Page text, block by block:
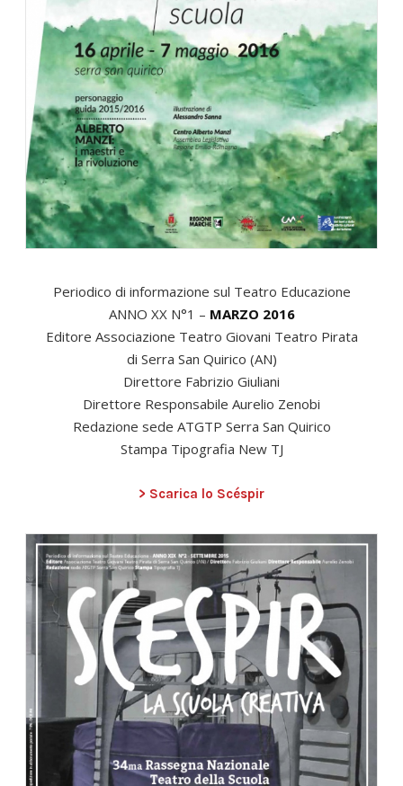
Periodico di informazione sul Teatro Educazione
ANNO XX N°1 – MARZO 2016
Editore Associazione Teatro Giovani Teatro Pirata
di Serra San Quirico (AN)
Direttore Fabrizio Giuliani
Direttore Responsabile Aurelio Zenobi
Redazione sede ATGTP Serra San Quirico
Stampa Tipografia New TJ
> Scarica lo Scéspir